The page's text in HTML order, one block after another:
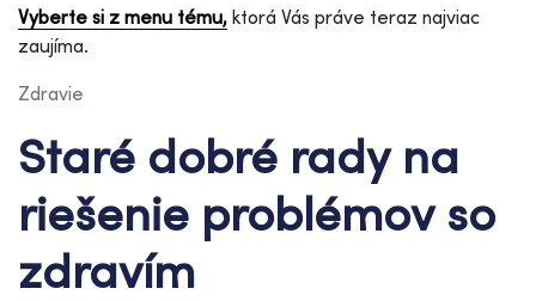
Vyberte si z menu tému, ktorá Vás práve teraz najviac
zaujíma.
Zdravie
Staré dobré rady na
riešenie problémov so
zdravím